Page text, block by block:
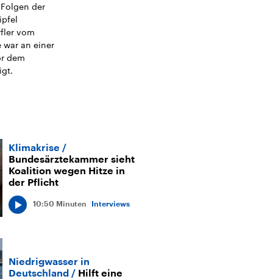
der
vom
war an einer
dem
Klimakrise
Bundesärztekammer sieht
Koalition wegen Hitze in
der Pflicht
10:50 Minuten Interviews
Niedrigwasser in
Deutschland
Hilft eine